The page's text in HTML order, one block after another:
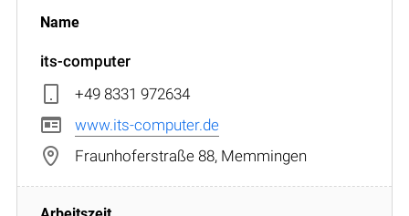
its-computer
+49 8331 972634
www.its-computer.de
Fraunhoferstraße 88, Memmingen